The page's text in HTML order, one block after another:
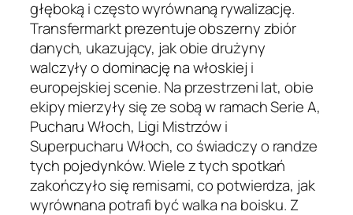
głęboką i często wyrównaną rywalizację.
Transfermarkt prezentuje obszerny zbiór
danych, ukazujący, jak obie drużyny
walczyły o dominację na włoskiej i
europejskiej scenie. Na przestrzeni lat, obie
ekipy mierzyły się ze sobą w ramach Serie A,
Pucharu Włoch, Ligi Mistrzów i
Superpucharu Włoch, co świadczy o randze
tych pojedynków. Wiele z tych spotkań
zakończyło się remisami, co potwierdza, jak
wyrównana potrafi być walka na boisku. Z